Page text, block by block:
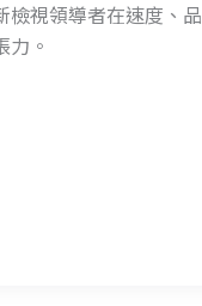
檢視領導者在速度、品
力。